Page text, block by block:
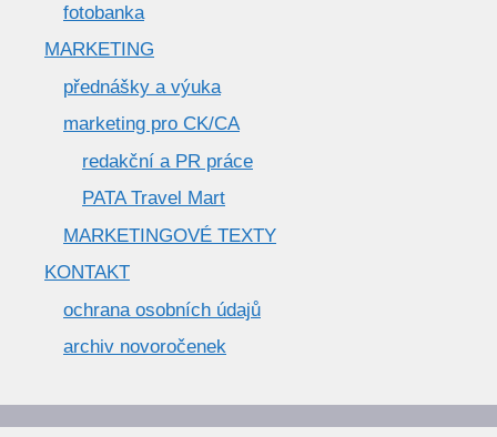
fotobanka
MARKETING
přednášky a výuka
marketing pro CK/CA
redakční a PR práce
PATA Travel Mart
MARKETINGOVÉ TEXTY
KONTAKT
ochrana osobních údajů
archiv novoročenek